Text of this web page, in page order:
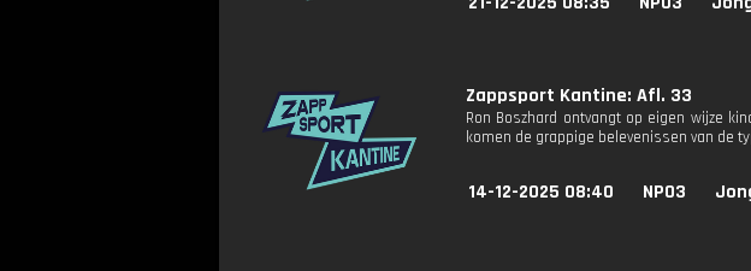
Zappsport Kantine: Afl. 33
Ron Boszhard ontvangt op eigen wijze
komen de grappige belevenissen van de
14-12-2025 08:40 NPO3